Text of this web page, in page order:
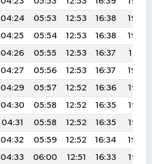
04:24 05:53 12:53 16:38
19:43
04:25 05:54 12:53 16:38
19:42
04:26 05:55 12:53 16:37
19:41
04:27 05:56 12:53 16:37
19:39
04:29 05:57 12:52 16:36
19:38
04:30 05:58 12:52 16:35
19:37
04:31 05:58 12:52 16:35
19:35
04:32 05:59 12:52 16:34
19:34
04:33 06:00 12:51 16:33
19:33